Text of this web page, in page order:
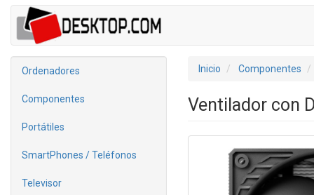
Ordenadores
Componentes
Portátiles
SmartPhones / Teléfonos
Televisor
Inicio Componentes
Ventilador con